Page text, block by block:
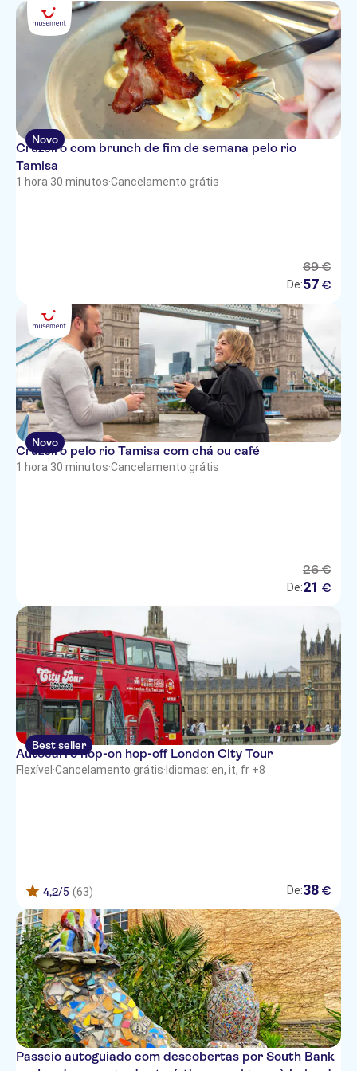
Novo
Cruzeiro com brunch de fim de semana pelo rio
Tamisa
1 hora 30 minutos·Cancelamento grátis
69 €
De:57 €
Novo
Cruzeiro pelo rio Tamisa com chá ou café
1 hora 30 minutos·Cancelamento grátis
26 €
De:21 €
Best seller
Autocarro hop-on hop-off London City Tour
Flexível ·Cancelamento grátis· Idiomas: en, it, fr +8
4,2/5 (63) De:38 €
Passeio autoguiado com descobertas por South Bank